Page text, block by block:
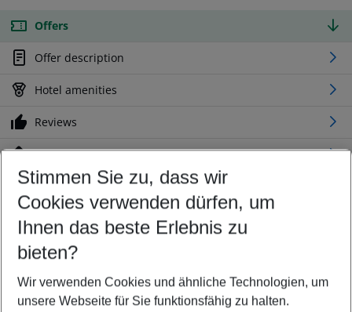
Offers
Offer description
Hotel amenities
Reviews
Location
Customize your offer
Find the perfect deal which suits your best
Your departure airport
Any airport
Select your date range
08/08/26–06/08/27 5-8 nights
Stimmen Sie zu, dass wir
Cookies verwenden dürfen, um
Ihnen das beste Erlebnis zu
bieten?
Wir verwenden Cookies und ähnliche Technologien, um
unsere Webseite für Sie funktionsfähig zu halten.